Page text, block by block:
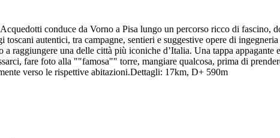
conduce da Vorno a Pisa lungo un percorso ricco di fascino,
autentici, tra campagne, sentieri e suggestive opere di
raggiungere una delle città più iconiche d’Italia. Una tappa
fare foto alla ""famosa"" torre, mangiare qualcosa, prima di
verso le rispettive abitazioni.Dettagli: 17km, D+ 590m